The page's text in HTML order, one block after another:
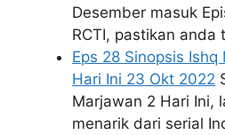
Desember masuk
RCTI, pastikan
Eps 28 Sinopsis
Hari Ini 23 Okt 2022
Marjawan 2 Hari Ini,
menarik dari serial